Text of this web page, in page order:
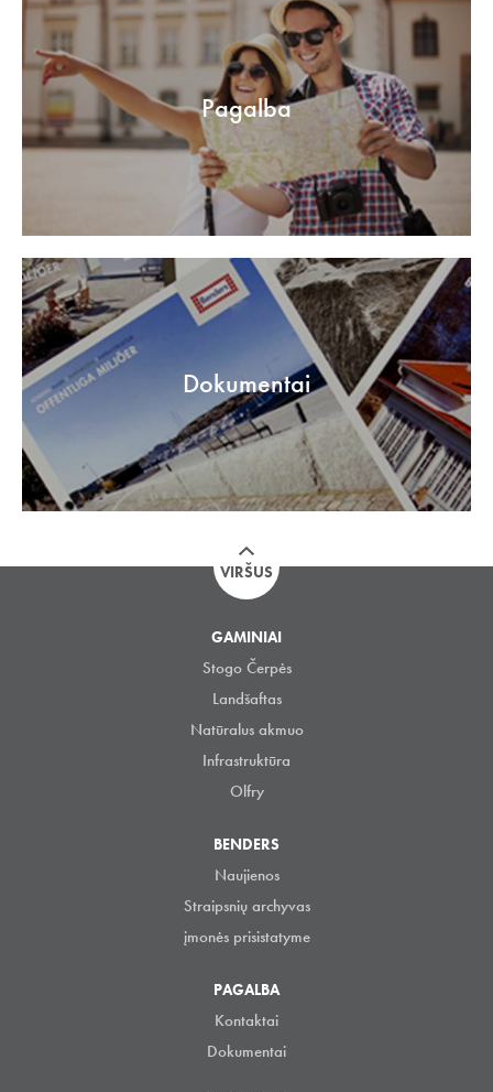
Pagalba
Dokumentai
VIRŠUS
GAMINIAI
Stogo Čerpės
Landšaftas
Natūralus akmuo
Infrastruktūra
Olfry
BENDERS
Naujienos
Straipsnių archyvas
įmonės prisistatyme
PAGALBA
Kontaktai
Dokumentai